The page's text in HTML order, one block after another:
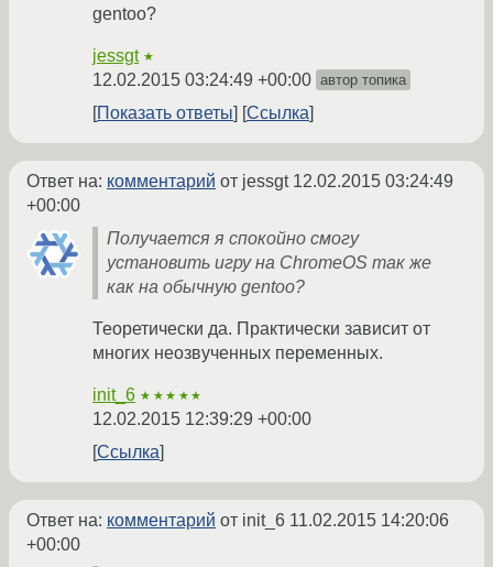
gentoo?
jessgt ★
12.02.2015 03:24:49 +00:00 автор топика
Показать ответы Ссылка
Ответ на: комментарий от jessgt 12.02.2015 03:24:49
+00:00
Получается я спокойно смогу
установить игру на ChromeOS так же
как на обычную gentoo?
Теоретически да. Практически зависит от
многих неозвученных переменных.
init_6 ★★★★★
12.02.2015 12:39:29 +00:00
Ссылка
Ответ на: комментарий от init_6 11.02.2015 14:20:06
+00:00